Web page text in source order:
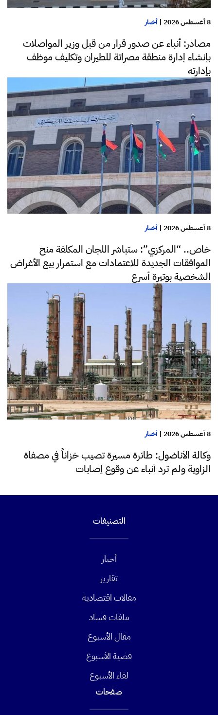
8 أغسطس 2026 | أخبار
مصادر: أنباء عن صدور قرار من قبل وزير المواصلات
بإنشاء إدارة منطقة مصراتة للطيران وتكليف موظف
بإدارته
8 أغسطس 2026 | أخبار
خاص.. “المركزي”: ستباشر اللجان المكلفة منح
الموافقات الجديدة للاعتمادات مع استمرار بيع الأغراض
الشخصية بوتيرة أسرع
8 أغسطس 2026 | أخبار
وكالة الأناضول: طائرة مسيرة تصيب خزاناً في مصفاة
الزاوية ولم ترد أنباء عن وقوع إصابات
التصنيفات
أخبار
تقارير
مقالات اقتصادية
ملفات فساد
مقال الأسبوع
قضية الأسبوع
لقاء الأسبوع
صفحات